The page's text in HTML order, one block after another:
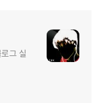
그 실